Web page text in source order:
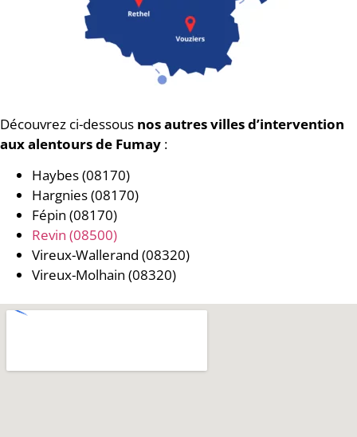
Découvrez ci-dessous nos autres villes d’intervention
aux alentours de Fumay :
Haybes (08170)
Hargnies (08170)
Fépin (08170)
Revin (08500)
Vireux-Wallerand (08320)
Vireux-Molhain (08320)